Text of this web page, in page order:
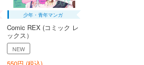
少年・青年マンガ
Comic REX (コミック レ
ックス）
NEW
550円 (税込)